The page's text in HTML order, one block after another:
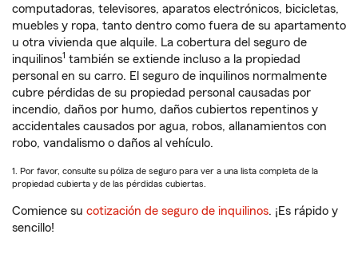
computadoras, televisores, aparatos electrónicos, bicicletas,
muebles y ropa, tanto dentro como fuera de su apartamento
u otra vivienda que alquile. La cobertura del seguro de
inquilinos1 también se extiende incluso a la propiedad
personal en su carro. El seguro de inquilinos normalmente
cubre pérdidas de su propiedad personal causadas por
incendio, daños por humo, daños cubiertos repentinos y
accidentales causados por agua, robos, allanamientos con
robo, vandalismo o daños al vehículo.
1. Por favor, consulte su póliza de seguro para ver a una lista completa de la
propiedad cubierta y de las pérdidas cubiertas.
Comience su cotización de seguro de inquilinos. ¡Es rápido y
sencillo!